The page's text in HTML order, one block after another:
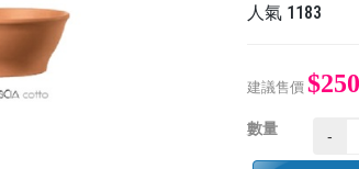
人氣 1183
建議售價 $250
數量 -